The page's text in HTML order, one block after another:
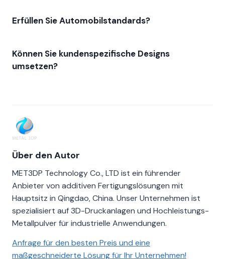
Erfüllen Sie Automobilstandards?
Können Sie kundenspezifische Designs
umsetzen?
Über den Autor
MET3DP Technology Co., LTD ist ein führender
Anbieter von additiven Fertigungslösungen mit
Hauptsitz in Qingdao, China. Unser Unternehmen ist
spezialisiert auf 3D-Druckanlagen und Hochleistungs-
Metallpulver für industrielle Anwendungen.
Anfrage für den besten Preis und eine
maßgeschneiderte Lösung für Ihr Unternehmen!